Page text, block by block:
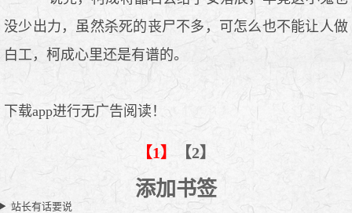
没少出力，虽然杀死的丧尸不多，可怎么也不能让人做
白工，柯成心里还是有谱的。
下载app进行无广告阅读！
【1】 【2】
添加书签
站长有话要说